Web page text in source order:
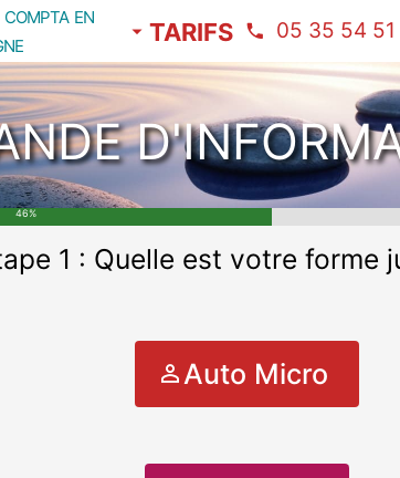
compta en
TARIFS 05 35 54 51
Adhésion
46%
1 : Quelle est votre forme
Auto Micro